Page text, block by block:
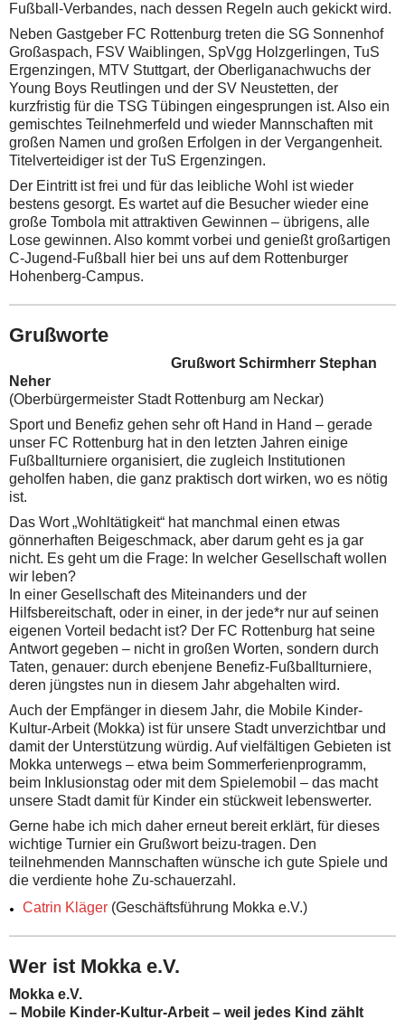
Fußball-Verbandes, nach dessen Regeln auch gekickt wird.
Neben Gastgeber FC Rottenburg treten die SG Sonnenhof
Großaspach, FSV Waiblingen, SpVgg Holzgerlingen, TuS
Ergenzingen, MTV Stuttgart, der Oberliganachwuchs der
Young Boys Reutlingen und der SV Neustetten, der
kurzfristig für die TSG Tübingen eingesprungen ist. Also ein
gemischtes Teilnehmerfeld und wieder Mannschaften mit
großen Namen und großen Erfolgen in der Vergangenheit.
Titelverteidiger ist der TuS Ergenzingen.
Der Eintritt ist frei und für das leibliche Wohl ist wieder
bestens gesorgt. Es wartet auf die Besucher wieder eine
große Tombola mit attraktiven Gewinnen – übrigens, alle
Lose gewinnen. Also kommt vorbei und genießt großartigen
C-Jugend-Fußball hier bei uns auf dem Rottenburger
Hohenberg-Campus.
Grußworte
Grußwort Schirmherr Stephan
Neher
(Oberbürgermeister Stadt Rottenburg am Neckar)
Sport und Benefiz gehen sehr oft Hand in Hand – gerade
unser FC Rottenburg hat in den letzten Jahren einige
Fußballturniere organisiert, die zugleich Institutionen
geholfen haben, die ganz praktisch dort wirken, wo es nötig
ist.
Das Wort „Wohltätigkeit“ hat manchmal einen etwas
gönnerhaften Beigeschmack, aber darum geht es ja gar
nicht. Es geht um die Frage: In welcher Gesellschaft wollen
wir leben?
In einer Gesellschaft des Miteinanders und der
Hilfsbereitschaft, oder in einer, in der jede*r nur auf seinen
eigenen Vorteil bedacht ist? Der FC Rottenburg hat seine
Antwort gegeben – nicht in großen Worten, sondern durch
Taten, genauer: durch ebenjene Benefiz-Fußballturniere,
deren jüngstes nun in diesem Jahr abgehalten wird.
Auch der Empfänger in diesem Jahr, die Mobile Kinder-
Kultur-Arbeit (Mokka) ist für unsere Stadt unverzichtbar und
damit der Unterstützung würdig. Auf vielfältigen Gebieten ist
Mokka unterwegs – etwa beim Sommerferienprogramm,
beim Inklusionstag oder mit dem Spielemobil – das macht
unsere Stadt damit für Kinder ein stückweit lebenswerter.
Gerne habe ich mich daher erneut bereit erklärt, für dieses
wichtige Turnier ein Grußwort beizu-tragen. Den
teilnehmenden Mannschaften wünsche ich gute Spiele und
die verdiente hohe Zu-schauerzahl.
Catrin Kläger (Geschäftsführung Mokka e.V.)
Wer ist Mokka e.V.
Mokka e.V.
– Mobile Kinder-Kultur-Arbeit – weil jedes Kind zählt